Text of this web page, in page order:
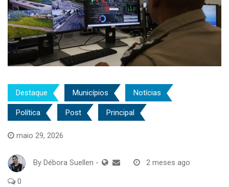
Destaque Municípios Notícias
Política Post Principal
maio 29, 2026
By Débora Suellen - 2 meses ago
0